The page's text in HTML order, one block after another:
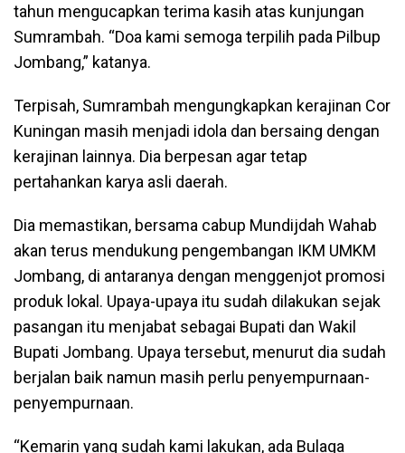
tahun mengucapkan terima kasih atas kunjungan
Sumrambah. “Doa kami semoga terpilih pada Pilbup
Jombang,” katanya.
Terpisah, Sumrambah mengungkapkan kerajinan Cor
Kuningan masih menjadi idola dan bersaing dengan
kerajinan lainnya. Dia berpesan agar tetap
pertahankan karya asli daerah.
Dia memastikan, bersama cabup Mundijdah Wahab
akan terus mendukung pengembangan IKM UMKM
Jombang, di antaranya dengan menggenjot promosi
produk lokal. Upaya-upaya itu sudah dilakukan sejak
pasangan itu menjabat sebagai Bupati dan Wakil
Bupati Jombang. Upaya tersebut, menurut dia sudah
berjalan baik namun masih perlu penyempurnaan-
penyempurnaan.
“Kemarin yang sudah kami lakukan, ada Bulaga